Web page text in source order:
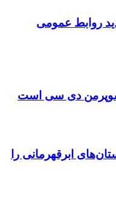
روابط عمومی
سوپرمن دی سی است
ابرقهرمانی را